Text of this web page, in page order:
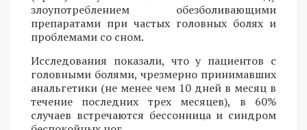
злоупотреблением обезболивающими
препаратами при частых головных болях и
проблемами со сном.
Исследования показали, что у пациентов с
головными болями, чрезмерно принимавших
анальгетики (не менее чем 10 дней в месяц в
течение последних трех месяцев), в 60%
случаев встречаются бессонница и синдром